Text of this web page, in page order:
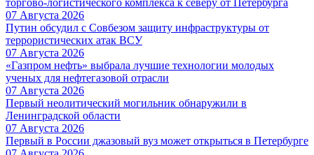
07 Августа 2026
Путин обсудил с Совбезом защиту инфраструктуры от
террористических атак ВСУ
07 Августа 2026
«Газпром нефть» выбрала лучшие технологии молодых
ученых для нефтегазовой отрасли
07 Августа 2026
Первый неолитический могильник обнаружили в
Ленинградской области
07 Августа 2026
Первый в России джазовый вуз может открыться в Петербурге